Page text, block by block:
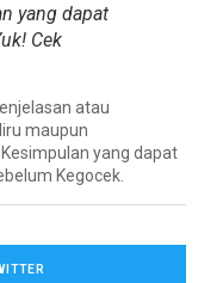
yang dapat
Cek
atau
maupun
yang dapat
Kegocek.